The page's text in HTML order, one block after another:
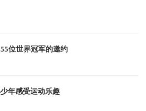
位世界冠军的邀约
年感受运动乐趣